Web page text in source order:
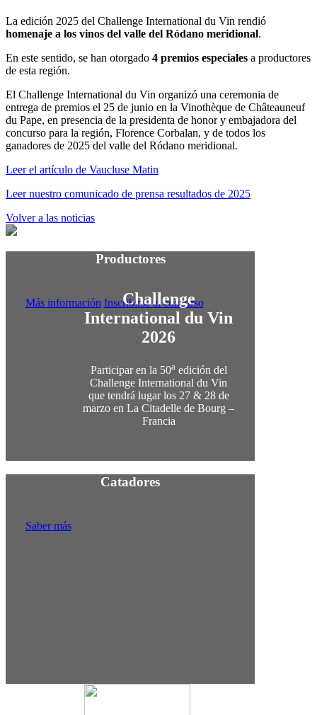
La edición 2025 del Challenge International du Vin rendió
homenaje a los vinos del valle del Ródano meridional.
En este sentido, se han otorgado 4 premios especiales a productores
de esta región.
El Challenge International du Vin organizó una ceremonia de
entrega de premios el 25 de junio en la Vinothèque de Châteauneuf
du Pape, en presencia de la presidenta de honor y embajadora del
concurso para la región, Florence Corbalan, y de todos los
ganadores de 2025 del valle del Ródano meridional.
Leer el artículo de Vaucluse Matin
Leer nuestro comunicado de prensa resultados de 2025
Volver a las noticias
Challenge
International du Vin
2026
Participar en la 50aedición del
Challenge International du Vin
que tendrá lugar los 27 & 28 de
marzo en La Citadelle de Bourg –
Francia
Productores
Más información Inscribirse al concurso
Catadores
Saber más